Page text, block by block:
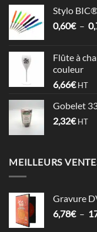
Stylo
0,60€ –
Flûte à
couleur
6,66€ HT
Gobelet
2,32€ HT
MEILLEURS
Gravure
6,78€ –